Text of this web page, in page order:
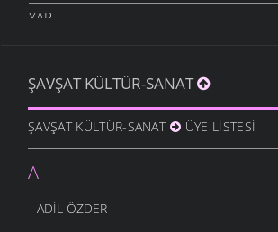
YAR
CELALETTIN ALTUN- 13 MAYIS 2007
SIGARAMIN DUMANI
CELALETTIN ALTUN- 13 MAYIS 2007
YARIM
CELALETTIN ALTUN
BAHÇELERDE MOR MENI
ŞAVŞAT KÜLTÜR-SANAT
ŞAVŞAT KÜLTÜR-SANAT ÜYE LISTESI
A
ADIL ÖZDER